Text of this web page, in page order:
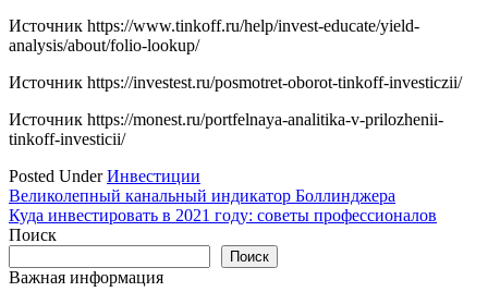
Источник https://www.tinkoff.ru/help/invest-educate/yield-
analysis/about/folio-lookup/
Источник https://investest.ru/posmotret-oborot-tinkoff-investiczii/
Источник https://monest.ru/portfelnaya-analitika-v-prilozhenii-
tinkoff-investicii/
Posted UnderИнвестиции
Навигация
по
Великолепный канальный индикатор Боллинджера
Куда инвестировать в 2021 году: советы профессионалов
Поиск
Поиск
Важная информация